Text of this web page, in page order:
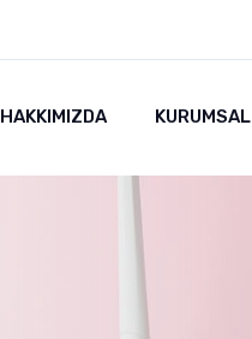
HAKKIMIZDA KURUMSAL